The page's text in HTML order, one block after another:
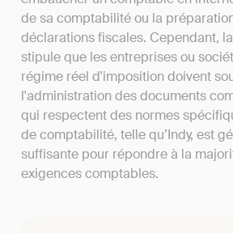
de sa comptabilité ou la
déclarations fiscales. Cependant,
stipule que les entreprises ou
régime réel d'imposition doivent
l'administration des documents
qui respectent des normes
de comptabilité, telle qu’Indy, est
suffisante pour répondre à la
exigences comptables.